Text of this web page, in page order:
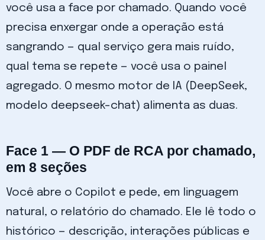
você usa a face por chamado. Quando você
precisa enxergar onde a operação está
sangrando — qual serviço gera mais ruído,
qual tema se repete — você usa o painel
agregado. O mesmo motor de IA (DeepSeek,
modelo deepseek-chat) alimenta as duas.
Face 1 — O PDF de RCA por chamado,
em 8 seções
Você abre o Copilot e pede, em linguagem
natural, o relatório do chamado. Ele lê todo o
histórico — descrição, interações públicas e